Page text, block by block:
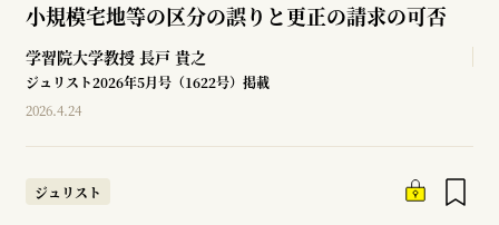
小規模宅地等の区分の誤りと更正の請求の可否
学習院大学教授 長戸 貴之
ジュリスト2026年5月号（1622号）掲載
2026.4.24
ジュリスト